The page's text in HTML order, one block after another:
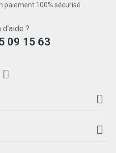
paiement 100% sécurisé
d'aide ?
09 15 63

